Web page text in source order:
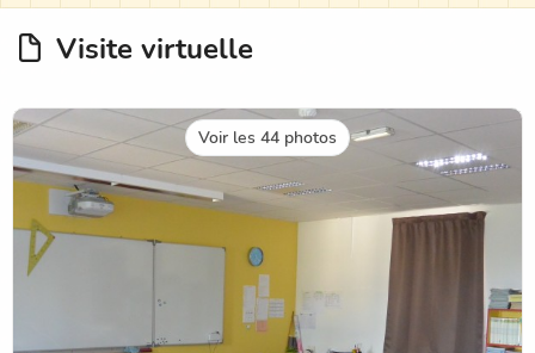
Visite virtuelle
Voir les 44 photos